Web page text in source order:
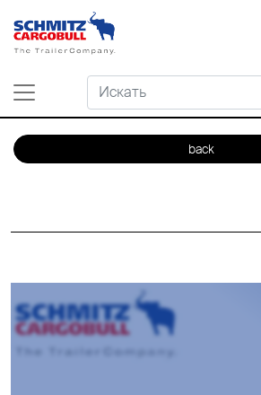
back